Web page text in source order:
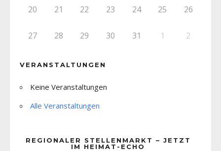
20 21 22 23 24 25 26
27 28 29 30 31 1 2
VERANSTALTUNGEN
Keine Veranstaltungen
Alle Veranstaltungen
REGIONALER STELLENMARKT – JETZT
IM HEIMAT-ECHO